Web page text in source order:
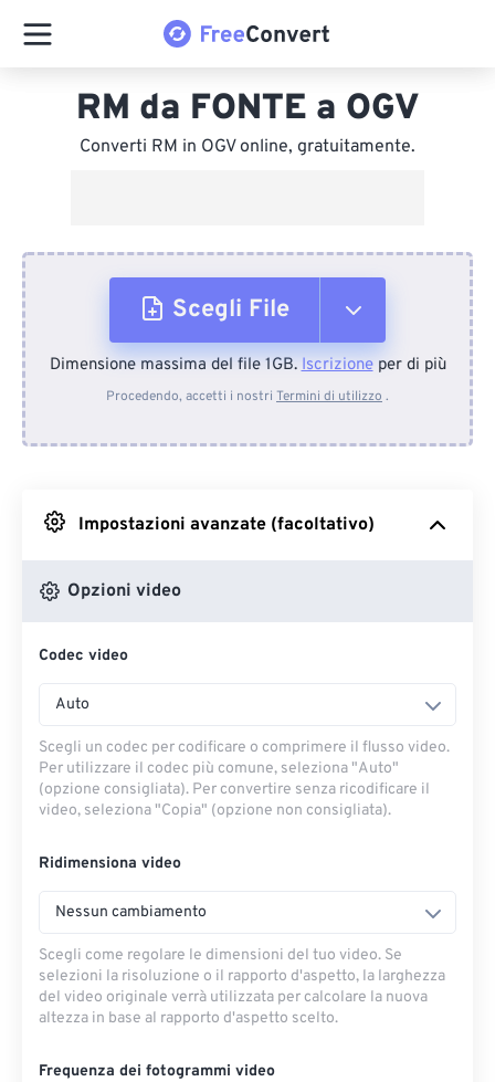
RM da FONTE a OGV
Converti RM in OGV online, gratuitamente.
Scegli File
Dal dispositivo
Da Google Drive
Dimensione massima del file 1GB.Iscrizioneper di più
Procedendo, accetti i nostri Termini di utilizzo .
Impostazioni avanzate (facoltativo)
Opzioni video
Codec video
Auto
Scegli un codec per codificare o comprimere il flusso video.
Per utilizzare il codec più comune, seleziona "Auto"
(opzione consigliata). Per convertire senza ricodificare il
video, seleziona "Copia" (opzione non consigliata).
Ridimensiona video
Nessun cambiamento
Scegli come regolare le dimensioni del tuo video. Se
selezioni la risoluzione o il rapporto d'aspetto, la larghezza
del video originale verrà utilizzata per calcolare la nuova
altezza in base al rapporto d'aspetto scelto.
Frequenza dei fotogrammi video